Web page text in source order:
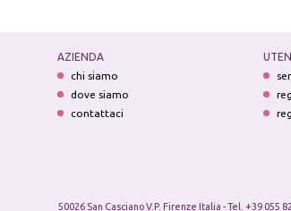
AZIENDA
chi siamo
dove siamo
contattaci
50026 San Casciano V.P. Firenze Italia - Tel. +39 055